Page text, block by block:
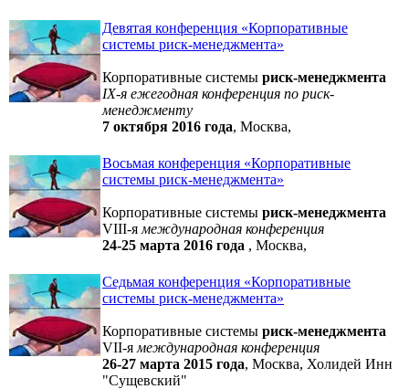
Девятая конференция «Корпоративные
системы риск-менеджмента»
Корпоративные системы риск-менеджмента
IX-я ежегодная конференция по риск-
менеджменту
7 октября 2016 года, Москва,
Восьмая конференция «Корпоративные
системы риск-менеджмента»
Корпоративные системы риск-менеджмента
VIII-я международная конференция
24-25 марта 2016 года , Москва,
Седьмая конференция «Корпоративные
системы риск-менеджмента»
Корпоративные системы риск-менеджмента
VII-я международная конференция
26-27 марта 2015 года, Москва, Холидей Инн
"Сущевский"